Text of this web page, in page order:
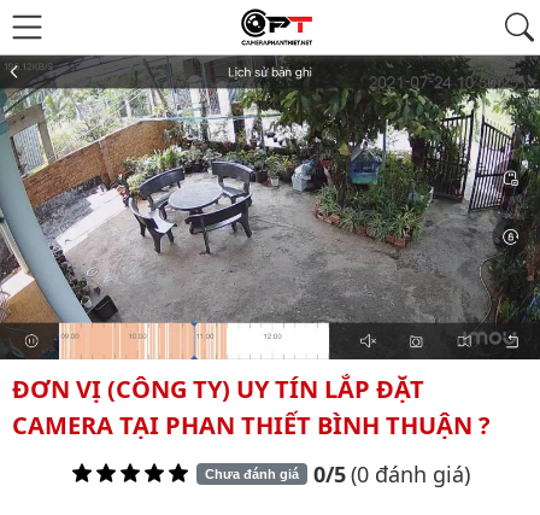
ĐƠN VỊ (CÔNG TY) UY TÍN LẮP ĐẶT
CAMERA TẠI PHAN THIẾT BÌNH THUẬN ?
Chưa đánh giá 0/5(0 đánh giá)